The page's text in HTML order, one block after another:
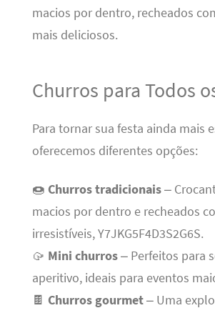
macios por dentro, recheados
mais deliciosos.
Churros para Todos
Para tornar sua festa ainda mais
oferecemos diferentes opções:
🍩 Churros tradicionais–
macios por dentro e recheados
irresistíveis, Y7JKG5F4D3S2G6S.
🥠 Mini churros– Perfeitos para
aperitivo, ideais para eventos
🍫 Churros gourmet– Uma